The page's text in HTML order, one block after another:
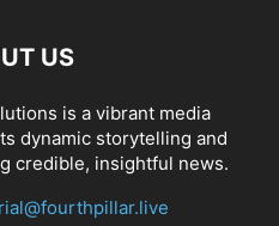
US
is a vibrant media
dynamic storytelling and
credible, insightful news.